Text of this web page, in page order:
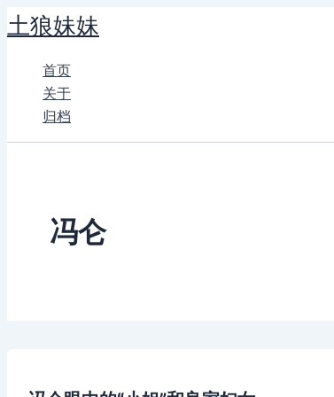
跳
至
土狼妹妹
首页
关于
归档
冯仑